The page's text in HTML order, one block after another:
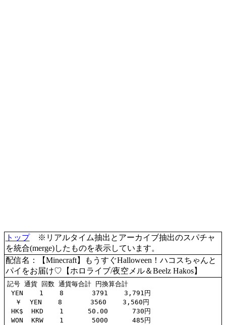
トップ※リアルタイム抽出とアーカイブ抽出のスパチャ
を統合(merge)したものを表示しています。
配信名：【Minecraft】もうすぐHalloween！ハコスちゃんと
パイをお届け♡【ホロライブ/夜空メル＆Beelz Hakos】
記号 通貨 回数 通貨毎合計 円換算合計
YEN    1    8       3791    3,791円
  ￥  YEN    8       3560    3,560円
HK$  HKD    1      50.00      730円
WON  KRW    1       5000      485円